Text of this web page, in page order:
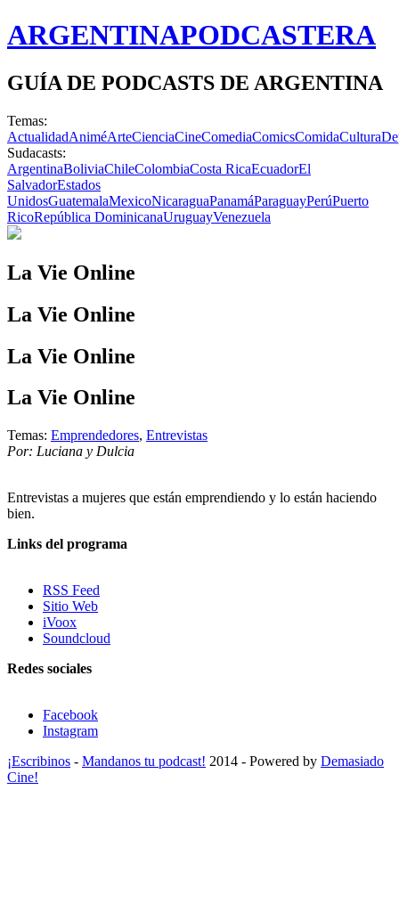
ARGENTINAPODCASTERA
GUÍA DE PODCASTS DE ARGENTINA
Temas:
ActualidadAniméArteCienciaCineComediaComicsComidaCultura
Sudacasts:
ArgentinaBoliviaChileColombiaCosta RicaEcuadorEl
SalvadorEstados
UnidosGuatemalaMexicoNicaraguaPanamáParaguayPerúPuerto
RicoRepública DominicanaUruguayVenezuela
La Vie Online
La Vie Online
La Vie Online
La Vie Online
Temas: Emprendedores, Entrevistas
Por: Luciana y Dulcia
Entrevistas a mujeres que están emprendiendo y lo están haciendo
bien.
Links del programa
RSS Feed
Sitio Web
iVoox
Soundcloud
Redes sociales
Facebook
Instagram
¡Escribinos - Mandanos tu podcast! 2014 - Powered by Demasiado
Cine!